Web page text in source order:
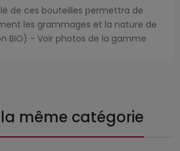
de ces bouteilles permettra de
les grammages et la nature de
BIO) - Voir photos de la gamme
même catégorie